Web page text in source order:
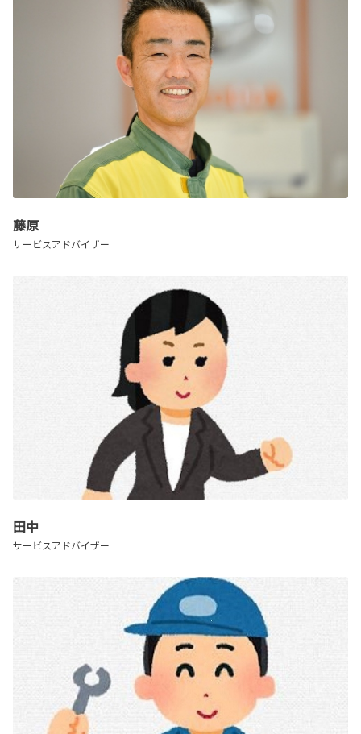
藤原
サービスアドバイザー
田中
サービスアドバイザー